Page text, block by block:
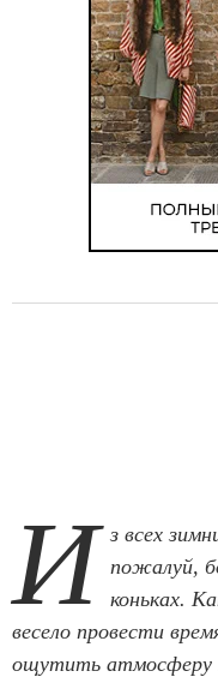
И з всех
пожалуй,
коньках.
весело провести
ощутить атмосферу